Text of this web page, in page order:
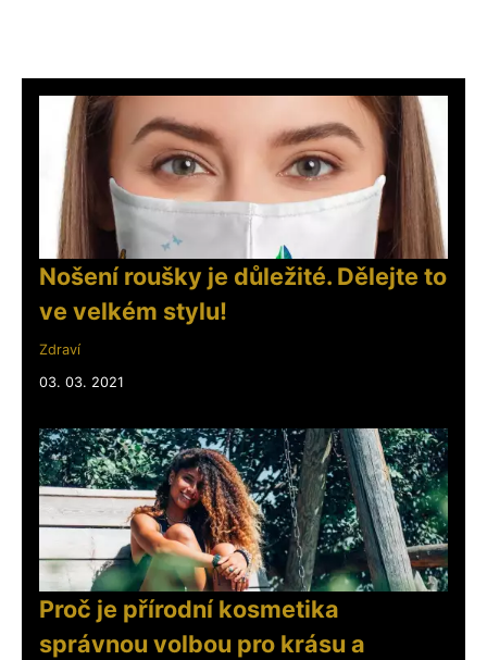
Nošení roušky je důležité. Dělejte to
ve velkém stylu!
Zdraví
03. 03. 2021
Proč je přírodní kosmetika
správnou volbou pro krásu a